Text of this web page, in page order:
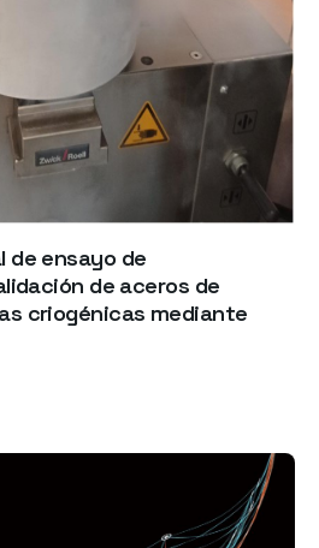
de ensayo de
de aceros de
criogénicas mediante